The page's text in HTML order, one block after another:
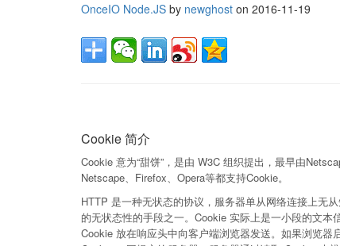
OnceIO Node.JS by newghost on 2016-11-19
Cookie 简介
Cookie 意为“甜饼”，是由 W3C 组织提出，最早由
Netscape、Firefox、Opera等都支持Cookie。
HTTP 是一种无状态的协议，服务器单从网络连接上无
的无状态性的手段之一。Cookie 实际上是一小段的文
Cookie 放在响应头中向客户端浏览器发送。如果浏览